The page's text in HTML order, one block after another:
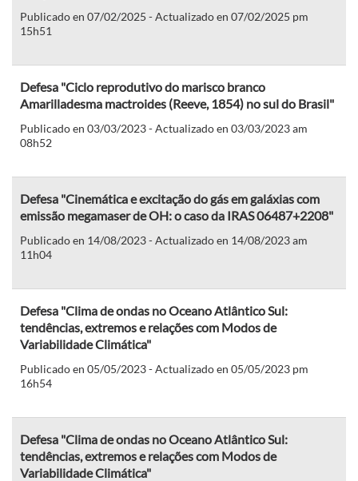
Publicado en 07/02/2025 - Actualizado en 07/02/2025 pm
15h51
Defesa "Ciclo reprodutivo do marisco branco
Amarilladesma mactroides (Reeve, 1854) no sul do Brasil"
Publicado en 03/03/2023 - Actualizado en 03/03/2023 am
08h52
Defesa "Cinemática e excitação do gás em galáxias com
emissão megamaser de OH: o caso da IRAS 06487+2208"
Publicado en 14/08/2023 - Actualizado en 14/08/2023 am
11h04
Defesa "Clima de ondas no Oceano Atlântico Sul:
tendências, extremos e relações com Modos de
Variabilidade Climática"
Publicado en 05/05/2023 - Actualizado en 05/05/2023 pm
16h54
Defesa "Clima de ondas no Oceano Atlântico Sul:
tendências, extremos e relações com Modos de
Variabilidade Climática"